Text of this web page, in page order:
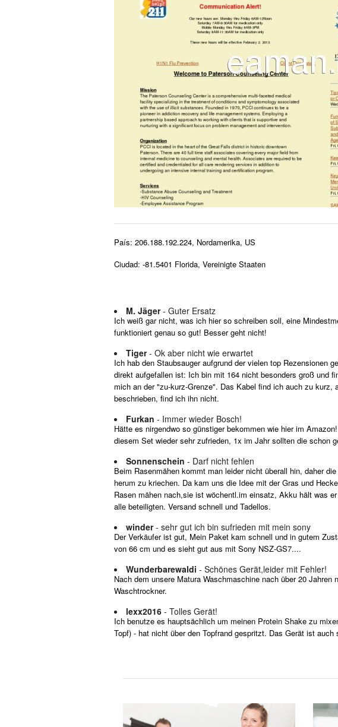
País: 206.188.192.224, Nordamerika, US
Ciudad: -81.5401 Florida, Vereinigte Staaten
M. Jäger- Guter Ersatz
Ich weiß gar nicht, was ich hier so schreiben soll, eine
funktioniert genau so gut! Besser geht nicht!
Tiger- Ok aber nicht wie erwartet
Ich hab den Staubsauger aufgrund der vielen top Rezensionen
direkt aufgefallen ist: Ich bin mit 164 nicht besonders groß und
mich an der "zu-kurz-Grenze". Das Kabel find ich auch zu
beschrieben, find ich ihn nicht.
Furkan - Immer wieder Bosch!
Hätte es nirgendwo so günstiger bekommen wie hier im
diesem Set wieder sehr zufrieden, 1x im Jahr sollten die schon
Sonnenschein - Darf nicht fehlen
Beim Rasenmähen kommt man leider nicht überall hin, daher
herum zu kriechen. Da kam uns die Idee mit der Gras und
Rasen mähen nach,sie ist wöchentl.im einsatz, Akku hält was
alle beteiligten. Versand schnell und Tadellos.
winder- sehr gut ich bin sufrieden mit mein sony
Der Verkäufer ist gut, Mein Paket kam schnell und in gutem
von 66 cm und es sieht gut aus mit Sony NSZ-GS7....
Wunderbarewaldi - Schönes Gerät,leider mit Fehler!
Nach dem unsere Matura Waschmaschine nach über 20
Waschtrockner.
lexx2016 - Tolles Gerät!
Ich benutze es hauptsächlich um meinen Protein Shake zu
Topf) - hat nicht über den Topfrand gespritzt. Das Gerät ist